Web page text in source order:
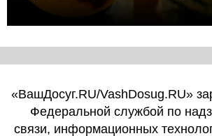
«ВашДосуг.RU/VashDosug.RU»
Федеральной службой по
связи, информационных